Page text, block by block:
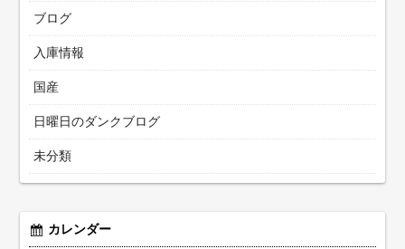
ブログ
入庫情報
国産
日曜日のダンクブログ
未分類
カレンダー